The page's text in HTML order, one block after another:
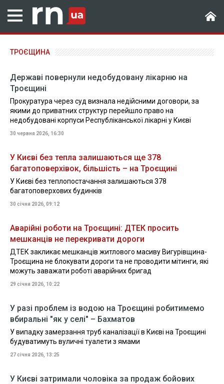
ТРОЄЩИНА
Державі повернули недобудовану лікарню на
Троєщині
Прокуратура через суд визнала недійсними договори, за
якими до приватних структур перейшло право на
недобудовані корпуси Республіканської лікарні у Києві
30 червня 2026, 16:30
У Києві без тепла залишаються ще 378
багатоповерхівок, більшість – на Троєщині
У Києві без теплопостачання залишаються 378
багатоповерхових будинків
30 січня 2026, 09:12
Аварійні роботи на Троєщині: ДТЕК просить
мешканців не перекривати дороги
ДТЕК закликає мешканців житлового масиву Вигурівщина-
Троєщина не блокувати дороги та не проводити мітинги, які
можуть заважати роботі аварійних бригад
29 січня 2026, 10:22
У разі проблем із водою на Троєщині робитимемо
вбиральні "як у селі" – Бахматов
У випадку замерзання труб каналізації в Києві на Троєщині
будуватимуть вуличні туалети з ямами
27 січня 2026, 13:25
У Києві затримали чоловіка за продаж бойових